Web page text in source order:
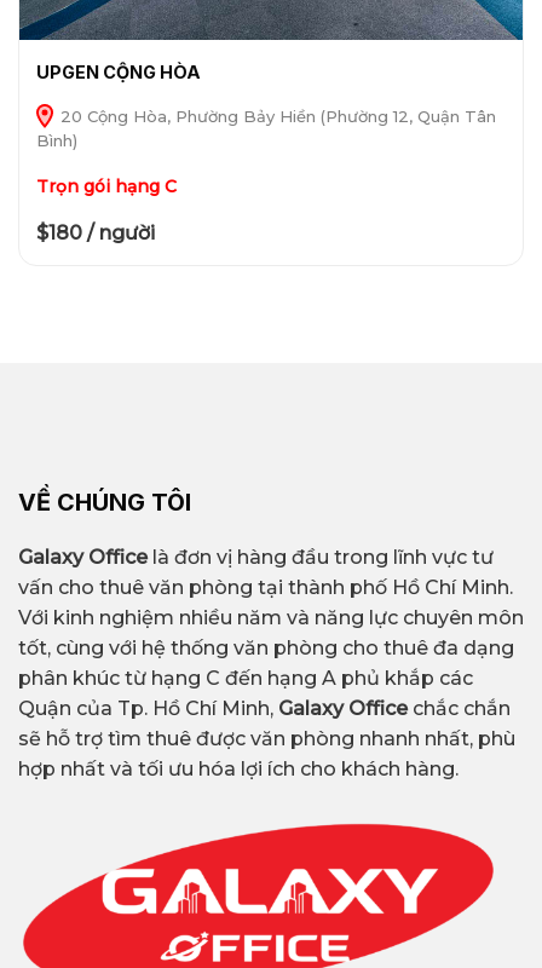
UPGEN CỘNG HÒA
20 Cộng Hòa, Phường Bảy Hiền (Phường 12, Quận Tân
Bình)
Trọn gói hạng C
$180 / người
VỀ CHÚNG TÔI
Galaxy Officelà đơn vị hàng đầu trong lĩnh vực tư
vấn cho thuê văn phòng tại thành phố Hồ Chí Minh.
Với kinh nghiệm nhiều năm và năng lực chuyên môn
tốt, cùng với hệ thống văn phòng cho thuê đa dạng
phân khúc từ hạng C đến hạng A phủ khắp các
Quận của Tp. Hồ Chí Minh, Galaxy Office chắc chắn
sẽ hỗ trợ tìm thuê được văn phòng nhanh nhất, phù
hợp nhất và tối ưu hóa lợi ích cho khách hàng.